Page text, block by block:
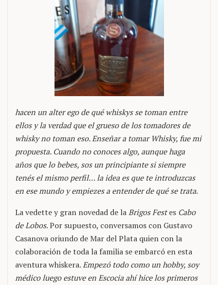
hacen un alter ego de qué whiskys se toman entre
ellos y la verdad que el grueso de los tomadores de
whisky no toman eso. Enseñar a tomar Whisky, fue mi
propuesta. Cuando no conoces algo, aunque haga
años que lo bebes, sos un principiante si siempre
tenés el mismo perfil… la idea es que te introduzcas
en ese mundo y empiezes a entender de qué se trata.
La vedette y gran novedad de laBrigos Festes Cabo
de Lobos. Por supuesto, conversamos con Gustavo
Casanova oriundo de Mar del Plata quien con la
colaboración de toda la familia se embarcó en esta
aventura whiskera.Empezó todo como un hobby, soy
médico luego estuve en Escocia ahí hice los primeros